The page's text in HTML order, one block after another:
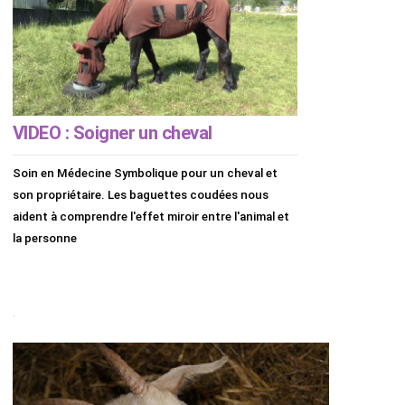
VIDEO : Soigner un cheval
Soin en Médecine Symbolique pour un cheval et
son propriétaire. Les baguettes coudées nous
aident à comprendre l'effet miroir entre l'animal et
la personne